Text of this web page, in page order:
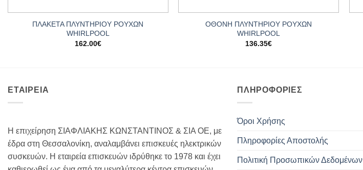
ΠΛΑΚΕΤΑ ΠΛΥΝΤΗΡΙΟΥ ΡΟΥΧΩΝ
WHIRLPOOL
162.00€
ΟΘΟΝΗ ΠΛΥΝΤΗΡΙΟΥ ΡΟΥΧΩΝ
WHIRLPOOL
136.35€
ΕΤΑΙΡΕΙΑ
Η επιχείρηση ΣΙΑΦΛΙΑΚΗΣ ΚΩΝΣΤΑΝΤΙΝΟΣ & ΣΙΑ ΟΕ, με
έδρα στη Θεσσαλονίκη, αναλαμβάνει επισκευές ηλεκτρικών
συσκευών. Η εταιρεία επισκευών ιδρύθηκε το 1978 και έχει
ΠΛΗΡΟΦΟΡΊΕΣ
Όροι Χρήσης
Πληροφορίες Αποστολής
Πολιτική Προσωπικών Δεδομένων